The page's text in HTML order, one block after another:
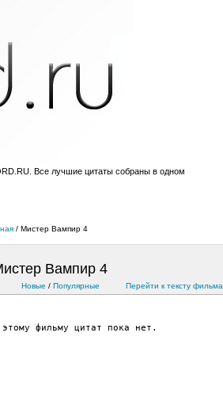
Все лучшие цитаты собраны в одном
/ Мистер Вампир 4
Вампир 4
Новые / Популярные Перейти к тексту фильмa
фильму цитат пока нет.